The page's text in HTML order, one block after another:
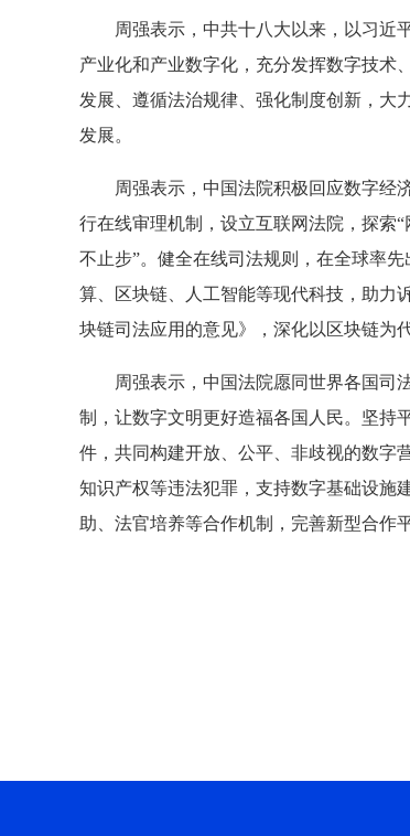
周强表示，中共十八大以来，以习近平
产业化和产业数字化，充分发挥数字技术
发展、遵循法治规律、强化制度创新，大
发展。
周强表示，中国法院积极回应数字经济
行在线审理机制，设立互联网法院，探索
不止步”。健全在线司法规则，在全球率
算、区块链、人工智能等现代科技，助力
块链司法应用的意见》，深化以区块链为
周强表示，中国法院愿同世界各国司法
制，让数字文明更好造福各国人民。坚持
件，共同构建开放、公平、非歧视的数字
知识产权等违法犯罪，支持数字基础设施
助、法官培养等合作机制，完善新型合作